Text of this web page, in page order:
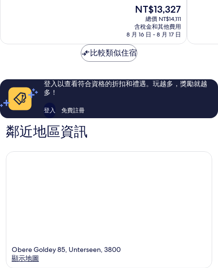
特
中
心
棒
評
論
現
價
格
為
NT$13,327
NT$13,327
總價 NT$14,111
含稅金和其他費用
8 月 16 日 - 8 月 17 日
錯
評
論
比較類似住宿
登入以查看符合資格的折扣和禮遇。玩越多，獎勵就越
多！
登入 免費註冊
鄰近地區資訊
Obere Goldey 85, Unterseen, 3800
顯示地圖